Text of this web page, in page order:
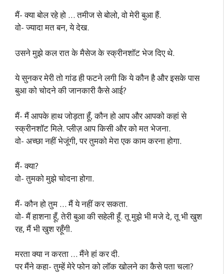
मैं- क्या बोल रहे हो … तमीज से बोलो, वो मेरी बुआ हैं.
वो- ज्यादा मत बन, ये देख.
उसने मुझे कल रात के मैसेज के स्क्रीनशॉट भेज दिए थे.
ये सुनकर मेरी तो गांड ही फटने लगी कि ये कौन है और इसके पास
बुआ को चोदने की जानकारी कैसे आई?
मैं- मैं आपके हाथ जोड़ता हूँ, कौन हो आप और आपको कहां से
स्क्रीनशॉट मिले. प्लीज़ आप किसी और को मत भेजना.
वो- अच्छा नहीं भेजूंगी, पर तुमको मेरा एक काम करना होगा.
मैं- क्या?
वो- तुमको मुझे चोदना होगा.
मैं- कौन हो तुम … मैं ये नहीं कर सकता.
वो- मैं हाशना हूँ, तेरी बुआ की सहेली हूँ. तू मुझे भी मजे दे, तू भी खुश
रह, मैं भी खुश रहूँगी.
मरता क्या न करता … मैंने हां कर दी.
पर मैंने कहा- तुम्हें मेरे फोन को लॉक खोलने का कैसे पता चला?